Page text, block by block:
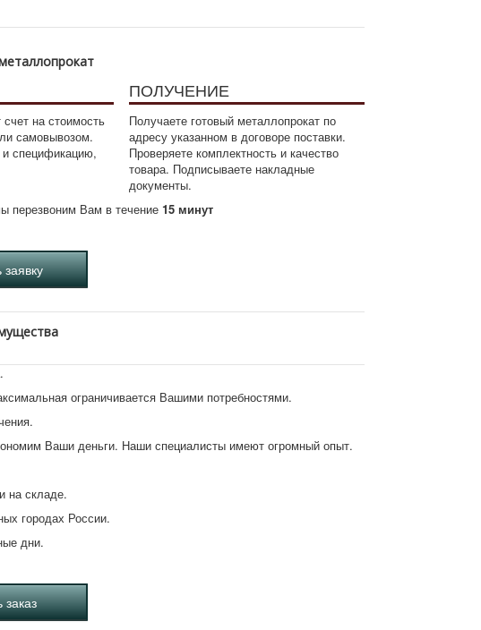
на стоимость
самовывозом.
спецификацию,
ПОЛУЧЕНИЕ
Получаете готовый металлопрокат по
адресу указанном в договоре поставки.
Проверяете комплектность и качество
товара. Подписываете накладные
документы.
перезвоним Вам в течение15 минут
ограничивается Вашими потребностями.
Ваши деньги. Наши специалисты имеют огромный опыт.
на складе.
городах России.
дни.